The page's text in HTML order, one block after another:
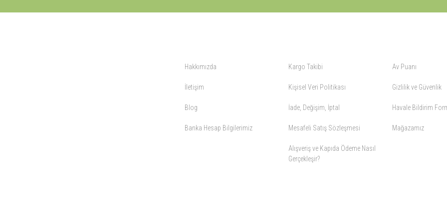
Hakkımızda
İletişim
Blog
Banka Hesap Bilgilerimiz
Kargo Takibi
Kişisel Veri Politikası
İade, Değişim, İptal
Mesafeli Satış Sözleşmesi
Alışveriş ve Kapıda Ödeme Nasıl
Gerçekleşir?
Av Puanı
Gizlilik ve Güvenlik
Havale Bildirim
Mağazamız